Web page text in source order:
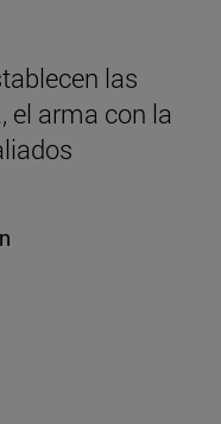
las
el arma con la